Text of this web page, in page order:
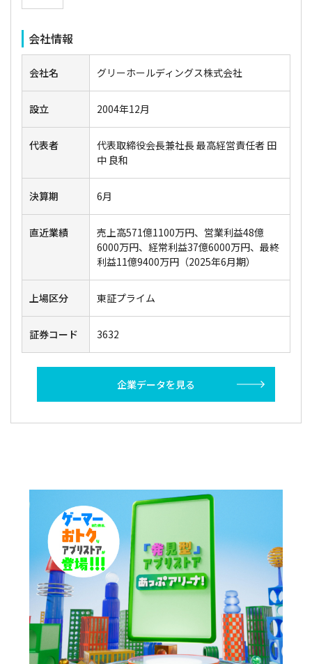
会社情報
会社名 グリーホールディングス株式会社
設立 2004年12月
代表者
代表取締役会長兼社長 最高経営責任者 田
中 良和
決算期 6月
直近業績
売上高571億1100万円、営業利益48億
6000万円、経常利益37億6000万円、最終
利益11億9400万円（2025年6月期）
上場区分 東証プライム
証券コード 3632
企業データを見る